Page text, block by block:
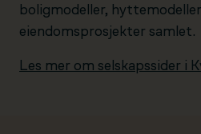
boligmodeller,
eiendomsprosjekter samlet.
Les mer om selskapssider i